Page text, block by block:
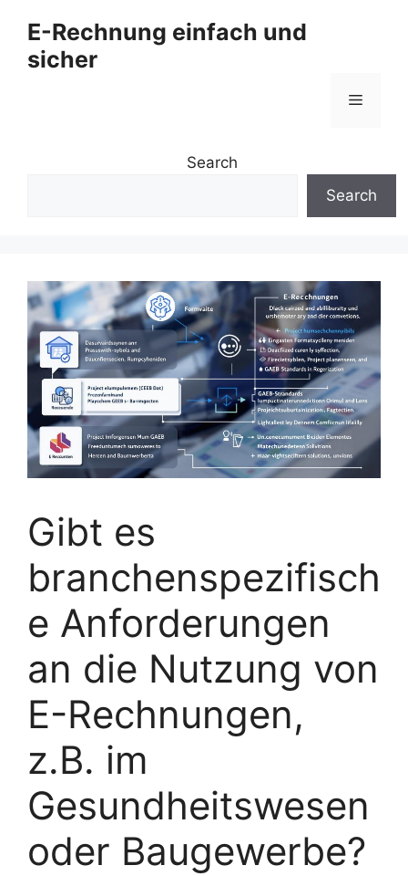
Inhalt
springen
E-Rechnung einfach und
sicher
Menü
Search
Search
Gibt es
branchenspezifisch
e Anforderungen
an die Nutzung von
E-Rechnungen,
z.B. im
Gesundheitswesen
oder Baugewerbe?